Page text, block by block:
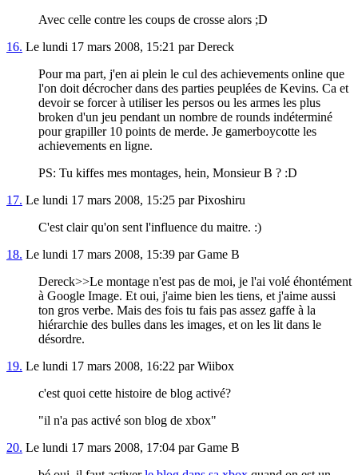
Avec celle contre les coups de crosse alors ;D
16. Le lundi 17 mars 2008, 15:21 par Dereck
Pour ma part, j'en ai plein le cul des achievements online que
l'on doit décrocher dans des parties peuplées de Kevins. Ca et
devoir se forcer à utiliser les persos ou les armes les plus
broken d'un jeu pendant un nombre de rounds indéterminé
pour grapiller 10 points de merde. Je gamerboycotte les
achievements en ligne.
PS: Tu kiffes mes montages, hein, Monsieur B ? :D
17. Le lundi 17 mars 2008, 15:25 par Pixoshiru
C'est clair qu'on sent l'influence du maitre. :)
18. Le lundi 17 mars 2008, 15:39 par Game B
Dereck>>Le montage n'est pas de moi, je l'ai volé éhontément
à Google Image. Et oui, j'aime bien les tiens, et j'aime aussi
ton gros verbe. Mais des fois tu fais pas assez gaffe à la
hiérarchie des bulles dans les images, et on les lit dans le
désordre.
19. Le lundi 17 mars 2008, 16:22 par Wiibox
c'est quoi cette histoire de blog activé?
"il n'a pas activé son blog de xbox"
20. Le lundi 17 mars 2008, 17:04 par Game B